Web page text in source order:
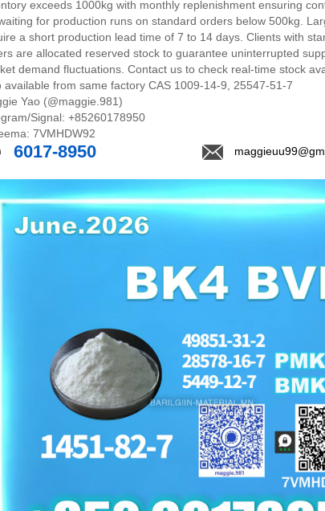
exceeds 1000kg with monthly replenishment ensuring
for production runs on standard orders below 500kg.
a short production lead time of 7 to 14 days. Clients with
are allocated reserved stock to guarantee uninterrupted
demand fluctuations. Contact us to check real-time stock
available from same factory CAS 1009-14-9, 25547-51-7
Yao (@maggie.981)
Signal: +85260178950
7VMHDW92
6017-8950